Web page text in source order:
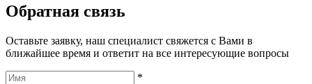
Обратная связь
Оставьте заявку, наш специалист свяжется с Вами в
ближайшее время и ответит на все интересующие вопросы
*